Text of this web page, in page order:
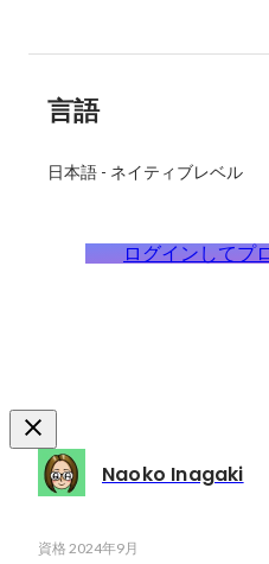
言語
日本語 - ネイティブレベル
ログインしてプ
Naoko Inagaki
資格 2024年9月